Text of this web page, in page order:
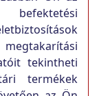
tekintheti
termékek